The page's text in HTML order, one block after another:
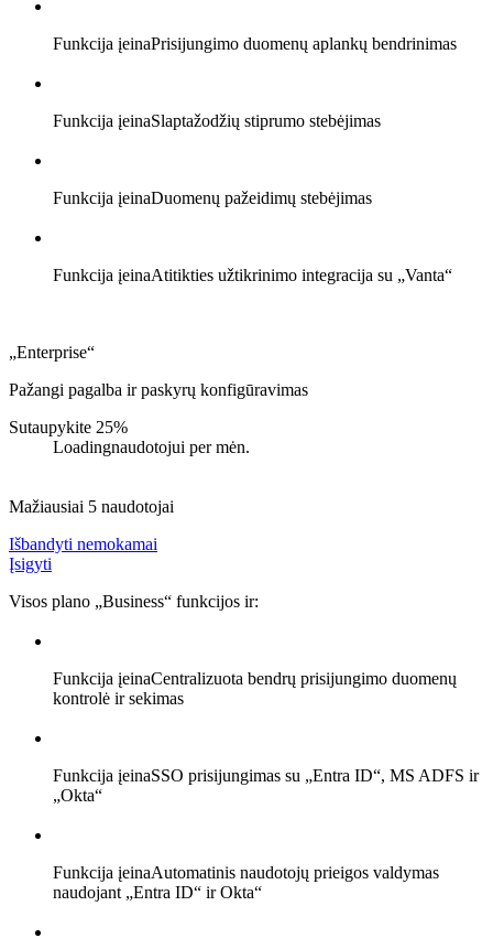
Funkcija įeinaPrisijungimo duomenų aplankų bendrinimas
Funkcija įeinaSlaptažodžių stiprumo stebėjimas
Funkcija įeinaDuomenų pažeidimų stebėjimas
Funkcija įeinaAtitikties užtikrinimo integracija su „Vanta“
„Enterprise“
Pažangi pagalba ir paskyrų konfigūravimas
Sutaupykite 25%
Loadingnaudotojui per mėn.
Mažiausiai 5 naudotojai
Išbandyti nemokamai
Įsigyti
Visos plano „Business“ funkcijos ir:
Funkcija įeinaCentralizuota bendrų prisijungimo duomenų
kontrolė ir sekimas
Funkcija įeinaSSO prisijungimas su „Entra ID“, MS ADFS ir
„Okta“
Funkcija įeinaAutomatinis naudotojų prieigos valdymas
naudojant „Entra ID“ ir Okta“